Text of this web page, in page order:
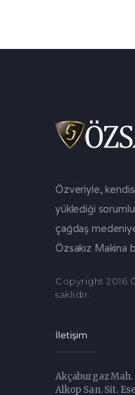
Özveriyle,
yüklediği
çağdaş
Özsakız Makina
Copyright 2016
saklıdır.
İletişim
Akçaburgaz Mah.
Alkop San. Sit.